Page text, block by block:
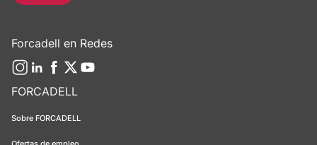
FORCADELL
Sobre FORCADELL
Forcadell en Redes